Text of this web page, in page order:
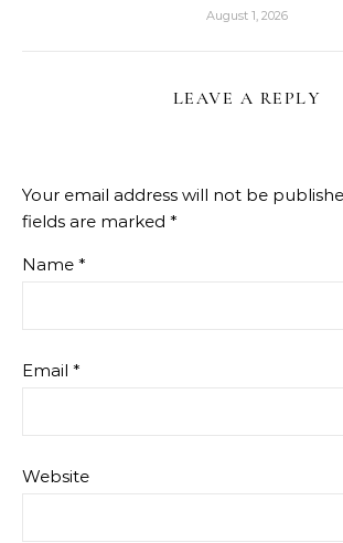
August 1, 2026
LEAVE A REPLY
Your email address will not be
fields are marked *
Name *
Email *
Website